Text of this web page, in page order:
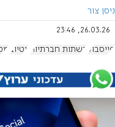
ניסן צור
26.03.26, 23:46
פייסבוק רשתות חברתיות יוטיוב